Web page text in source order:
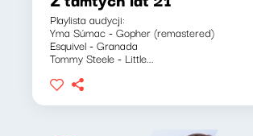
Playlista audycji:
Yma Súmac - Gopher (remastered)
Esquivel - Granada
Tommy Steele - Little...